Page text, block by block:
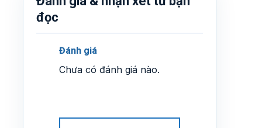
đọc
Đánh giá
Chưa có đánh giá nào.